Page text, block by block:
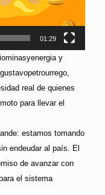
01:29
y
real de quienes
para llevar el
estamos tomando
endeudar al país. El
de avanzar con
el sistema